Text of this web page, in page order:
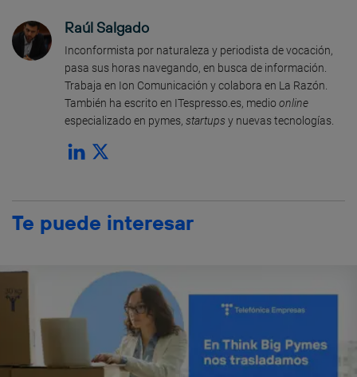
Raúl Salgado
Inconformista por naturaleza y periodista de vocación,
pasa sus horas navegando, en busca de información.
Trabaja en Ion Comunicación y colabora en La Razón.
También ha escrito en ITespresso.es, medio online
especializado en pymes, startups y nuevas tecnologías.
Te puede interesar